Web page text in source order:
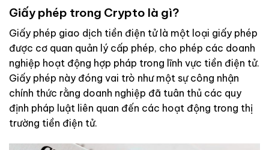
Giấy phép trong Crypto là gì?
Giấy phép giao dịch tiền điện tử là một loại giấy phép
được cơ quan quản lý cấp phép, cho phép các doanh
nghiệp hoạt động hợp pháp trong lĩnh vực tiền điện tử.
Giấy phép này đóng vai trò như một sự công nhận
chính thức rằng doanh nghiệp đã tuân thủ các quy
định pháp luật liên quan đến các hoạt động trong thị
trường tiền điện tử.